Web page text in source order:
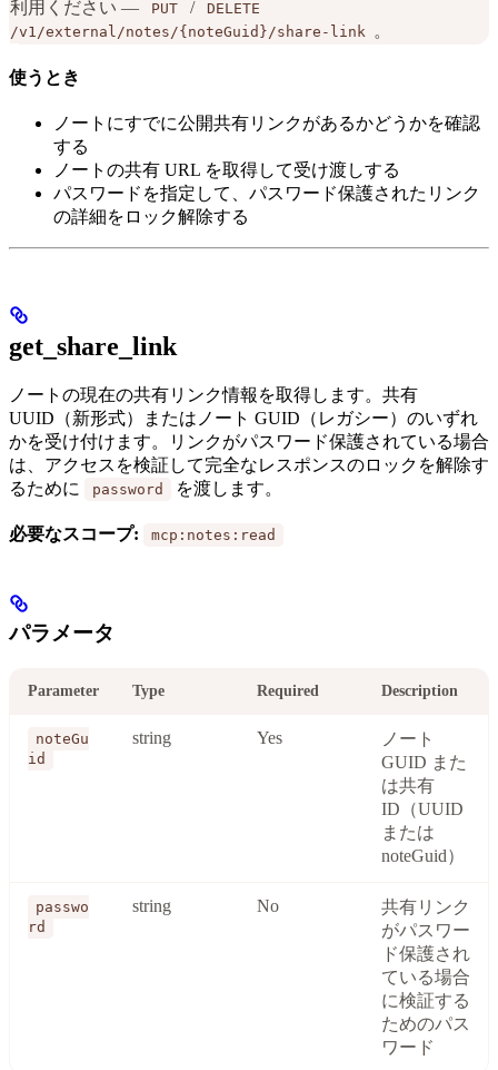
利用ください — PUT /
DELETE
/v1/external/notes/{noteGuid}/share-link
。
使うとき
ノートにすでに公開共有リンクがあるかどうかを確認
する
ノートの共有 URL を取得して受け渡しする
パスワードを指定して、パスワード保護されたリンク
の詳細をロック解除する
get_share_link
ノートの現在の共有リンク情報を取得します。共有
UUID（新形式）またはノート GUID（レガシー）のいずれ
かを受け付けます。リンクがパスワード保護されている場合
は、アクセスを検証して完全なレスポンスのロックを解除す
るために
password を渡します。
必要なスコープ: mcp:notes:read
パラメータ
Parameter Type Required Description
noteGu
id
string Yes
ノート
GUID また
は共有
ID（UUID
または
noteGuid）
passwo
rd
string No
共有リンク
がパスワー
ド保護され
ている場合
に検証する
ためのパス
ワード